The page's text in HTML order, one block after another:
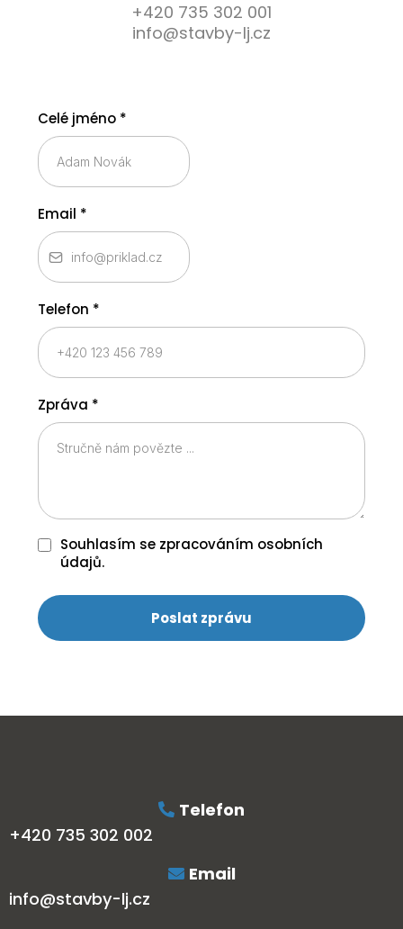
+420 735 302 001
info@stavby-lj.cz
Celé jméno *
Email *
Telefon *
Zpráva *
Souhlasím se zpracováním osobních
údajů.
Poslat zprávu
Telefon
+420 735 302 002
Email
info@stavby-lj.cz